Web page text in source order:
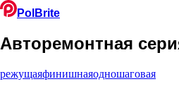
PolBrite
Авторемонтная
режущаяфинишнаяодношаговая